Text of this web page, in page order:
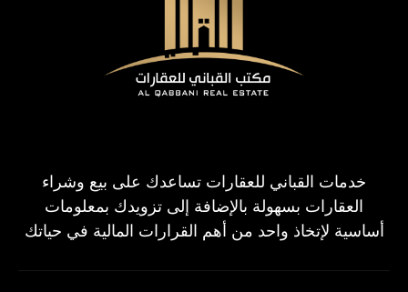
خدمات القباني للعقارات تساعدك على بيع وشراء
العقارات بسهولة بالإضافة إلى تزويدك بمعلومات
أساسية لإتخاذ واحد من أهم القرارات المالية في حياتك